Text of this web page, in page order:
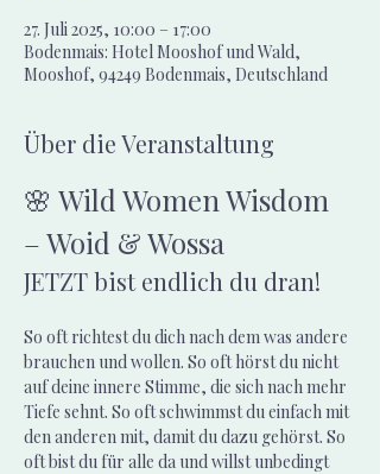
27. Juli 2025, 10:00 – 17:00
Bodenmais: Hotel Mooshof und Wald,
Mooshof, 94249 Bodenmais, Deutschland
Über die Veranstaltung
🌸 Wild Women Wisdom
– Woid & Wossa
JETZT bist endlich du dran!
So oft richtest du dich nach dem was andere
brauchen und wollen. So oft hörst du nicht
auf deine innere Stimme, die sich nach mehr
Tiefe sehnt. So oft schwimmst du einfach mit
den anderen mit, damit du dazu gehörst. So
oft bist du für alle da und willst unbedingt